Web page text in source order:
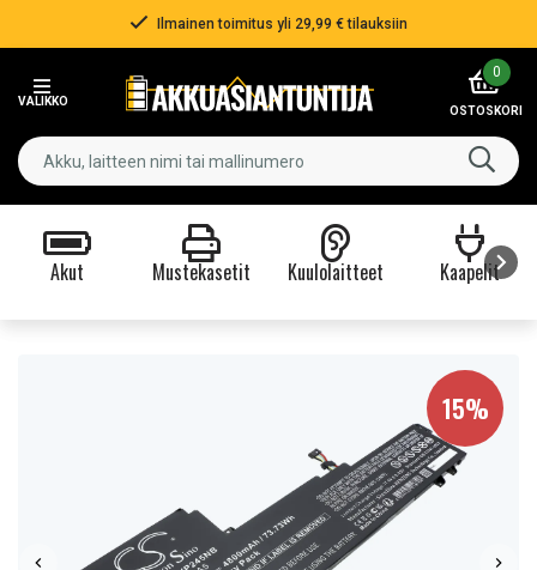
Ilmainen toimitus yli 29,99 € tilauksiin
VALIKKO
0
OSTOSKORI
Akut Mustekasetit Kuulolaitteet Kaapelit
15%